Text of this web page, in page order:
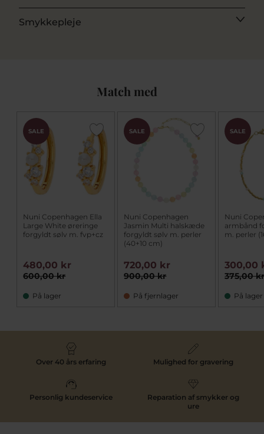
Smykkepleje
Match med
SALE
Nuni Copenhagen Ella
Large White øreringe
forgyldt sølv m. fvp+cz
600,00 kr
480,00 kr
På lager
SALE
Nuni Copenhagen
Jasmin Multi halskæde
forgyldt sølv m. perler
(40+10 cm)
900,00 kr
720,00 kr
På fjernlager
SALE
Nuni
armbånd
m. perler
375,00
300,00
På lager
Over 40 års erfaring Mulighed for gravering
Personlig kundeservice
Reparation af smykker og
ure